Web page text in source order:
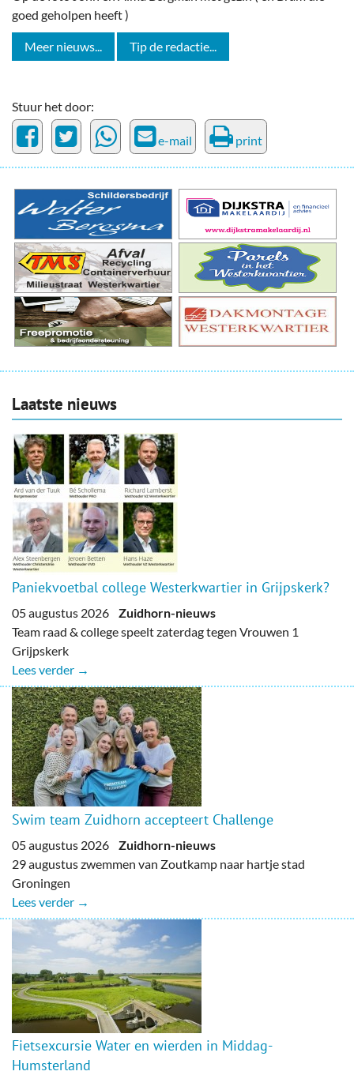
goed geholpen heeft )
Meer nieuws... Tip de redactie...
Stuur het door:
e-mail print
Laatste nieuws
Paniekvoetbal college Westerkwartier in Grijpskerk?
05 augustus 2026 Zuidhorn-nieuws
Team raad & college speelt zaterdag tegen Vrouwen 1
Grijpskerk
Lees verder →
Swim team Zuidhorn accepteert Challenge
05 augustus 2026 Zuidhorn-nieuws
29 augustus zwemmen van Zoutkamp naar hartje stad
Groningen
Lees verder →
Fietsexcursie Water en wierden in Middag-
Humsterland